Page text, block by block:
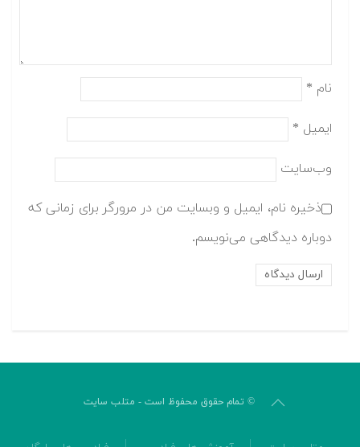
نام *
ایمیل *
وب‌سایت
ذخیره نام، ایمیل و وبسایت من در مرورگر برای زمانی که
دوباره دیدگاهی می‌نویسم.
© تمام حقوق محفوظ است - متلب سایت